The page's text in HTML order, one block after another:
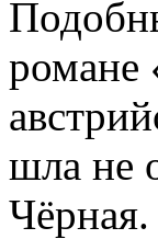
романе
шла не
Чёрная.